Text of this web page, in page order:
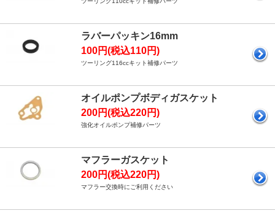
ラバーパッキン16mm
100円(税込110円)
ツーリング116ccキット補修パーツ
オイルポンプボディガスケット
200円(税込220円)
強化オイルポンプ補修パーツ
マフラーガスケット
200円(税込220円)
マフラー交換時にご利用ください